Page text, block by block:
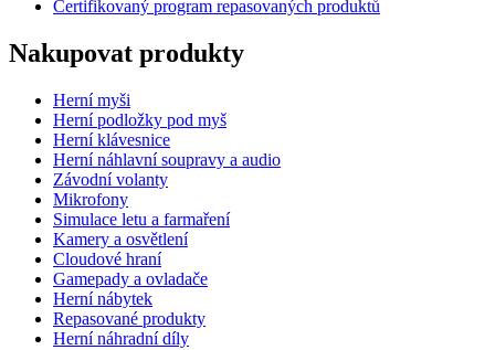
Certifikovaný program repasovaných produktů
Nakupovat produkty
Herní myši
Herní podložky pod myš
Herní klávesnice
Herní náhlavní soupravy a audio
Závodní volanty
Mikrofony
Simulace letu a farmaření
Kamery a osvětlení
Cloudové hraní
Gamepady a ovladače
Herní nábytek
Repasované produkty
Herní náhradní díly